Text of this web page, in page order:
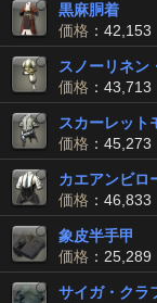
黒麻胴着
価格 ：42,153
スノーリネン
価格 ：43,713
スカーレット
価格 ：45,273
カエアンビロ
価格 ：46,833
象皮半手甲
価格 ：25,289
サイガ・クラ